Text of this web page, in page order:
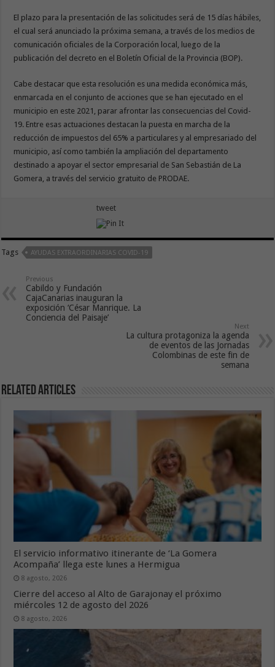
El plazo para la presentación de las solicitudes será de 15 días hábiles,
el cual será anunciado la próxima semana, a través de los medios de
comunicación oficiales de la Corporación local, luego de la
publicación del decreto en el Boletín Oficial de la Provincia (BOP).
Cabe destacar que esta resolución es una medida económica más,
enmarcada en el conjunto de acciones que se han ejecutado en el
municipio en este 2021, parar afrontar las consecuencias del Covid-
19. Entre esas actuaciones destacan la puesta en marcha de la
reducción de impuestos del 65% a particulares y al empresariado del
municipio, así como también la ampliación del departamento
destinado a apoyar el sector empresarial de San Sebastián de La
Gomera, a través del servicio gratuito de PRODAE.
tweet
Tags AYUDAS EXTRAORDINARIAS COVID-19
Previous
Cabildo y Fundación
CajaCanarias inauguran la
exposición ‘César Manrique. La
Conciencia del Paisaje’
Next
La cultura protagoniza la agenda
de eventos de las Jornadas
Colombinas de este fin de
semana
Related Articles
El servicio informativo itinerante de ‘La Gomera
Acompaña’ llega este lunes a Hermigua
8 agosto, 2026
Cierre del acceso al Alto de Garajonay el próximo
miércoles 12 de agosto del 2026
8 agosto, 2026